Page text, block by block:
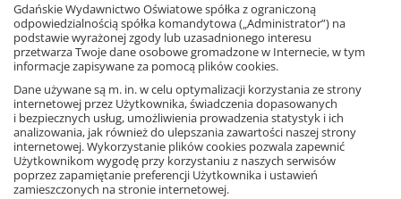
Ta strona używa plików cookies.
Akceptuję
Dowiedz się więcej
Gdańskie Wydawnictwo Oświatowe spółka z ograniczoną
odpowiedzialnością spółka komandytowa („Administrator”) na
podstawie wyrażonej zgody lub uzasadnionego interesu
przetwarza Twoje dane osobowe gromadzone w Internecie, w tym
informacje zapisywane za pomocą plików cookies.
Dane używane są m. in. w celu optymalizacji korzystania ze strony
internetowej przez Użytkownika, świadczenia dopasowanych
i bezpiecznych usług, umożliwienia prowadzenia statystyk i ich
analizowania, jak również do ulepszania zawartości naszej strony
internetowej. Wykorzystanie plików cookies pozwala zapewnić
Użytkownikom wygodę przy korzystaniu z naszych serwisów
poprzez zapamiętanie preferencji Użytkownika i ustawień
zamieszczonych na stronie internetowej.